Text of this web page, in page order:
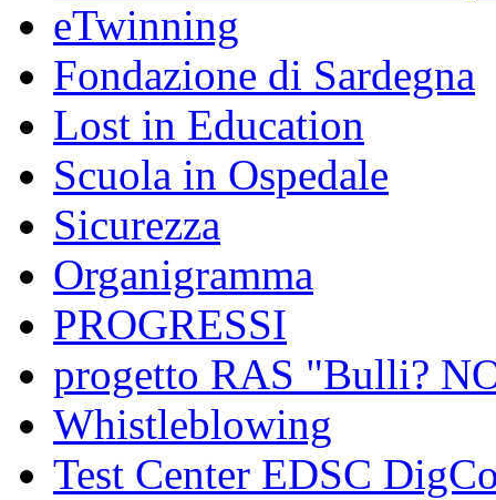
eTwinning
Fondazione di Sardegna
Lost in Education
Scuola in Ospedale
Sicurezza
Organigramma
PROGRESSI
progetto RAS "Bulli?
Whistleblowing
Test Center EDSC